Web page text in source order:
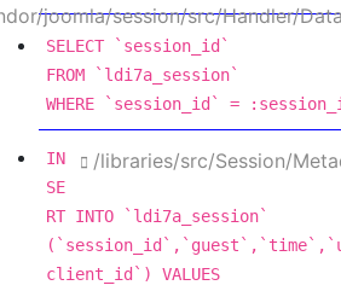
joomla/session/src/Handler/
SELECT
FROM
WHERE `session_id` =
/libraries/src/Session/
IN
SE
RT INTO `ldi7a_session`
(`session_id`,`guest`,` time
client_id`) VALUES